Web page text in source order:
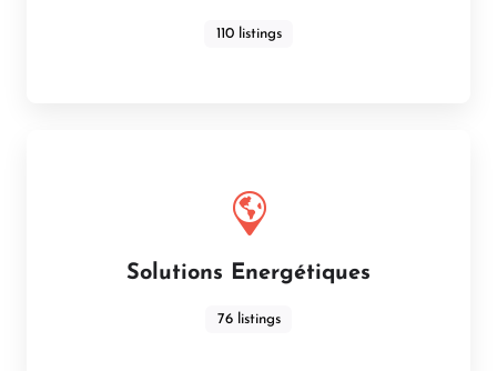
110 listings
Solutions Energétiques
76 listings